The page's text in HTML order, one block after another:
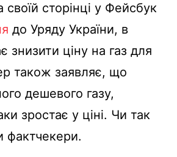
своїй сторінці у Фейсбук
до Уряду України, в
знизити ціну на газ для
також заявляє, що
дешевого газу,
зростає у ціні. Чи так
фактчекери.